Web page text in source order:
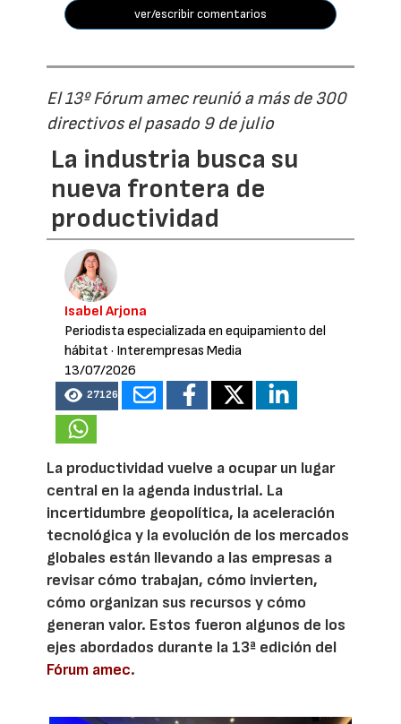
ver/escribir comentarios
El 13º Fórum amec reunió a más de 300
directivos el pasado 9 de julio
La industria busca su
nueva frontera de
productividad
Isabel Arjona
Periodista especializada en equipamiento del
hábitat · Interempresas Media
13/07/2026
27126
La productividad vuelve a ocupar un lugar
central en la agenda industrial. La
incertidumbre geopolítica, la aceleración
tecnológica y la evolución de los mercados
globales están llevando a las empresas a
revisar cómo trabajan, cómo invierten,
cómo organizan sus recursos y cómo
generan valor. Estos fueron algunos de los
ejes abordados durante la 13ª edición del
Fórum amec.